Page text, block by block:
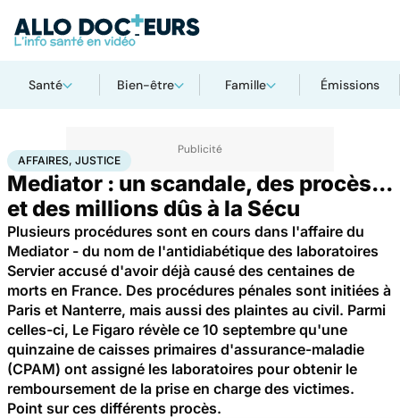
Santé Bien-être Famille Émissions
AccueilSantéSociétéJustice Affaires, justice
AFFAIRES, JUSTICE
Mediator : un scandale, des procès...
et des millions dûs à la Sécu
Plusieurs procédures sont en cours dans l'affaire du
Mediator - du nom de l'antidiabétique des laboratoires
Servier accusé d'avoir déjà causé des centaines de
morts en France. Des procédures pénales sont initiées à
Paris et Nanterre, mais aussi des plaintes au civil. Parmi
celles-ci, Le Figaro révèle ce 10 septembre qu'une
quinzaine de caisses primaires d'assurance-maladie
(CPAM) ont assigné les laboratoires pour obtenir le
remboursement de la prise en charge des victimes.
Point sur ces différents procès.